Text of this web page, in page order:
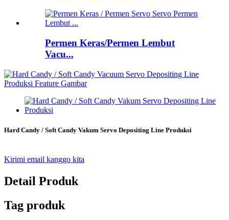
Permen Keras/Permen Lembut
Vacu...
Hard Candy / Soft Candy Vakum Servo Depositing Line Produksi
Kirimi email kanggo kita
Detail Produk
Tag produk